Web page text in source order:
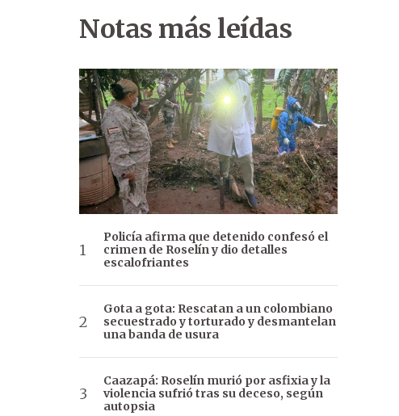
Notas más leídas
Policía afirma que detenido confesó el
crimen de Roselín y dio detalles
escalofriantes
Gota a gota: Rescatan a un colombiano
secuestrado y torturado y desmantelan
una banda de usura
Caazapá: Roselín murió por asfixia y la
violencia sufrió tras su deceso, según
autopsia